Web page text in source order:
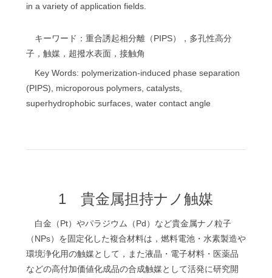
in a variety of application fields.
キーワード：重合誘起相分離（PIPS），多孔性高分
子，触媒，超撥水表面，接触角
Key Words: polymerization-induced phase separation
(PIPS), microporous polymers, catalysts,
superhydrophobic surfaces, water contact angle
1 貴金属担持ナノ触媒
白金（Pt）やパラジウム（Pd）など貴金属ナノ粒子
（NPs）を固定化した複合材料は，燃料電池・水素製造や
環境浄化用の触媒として，また液晶・電子材料・医薬品
などの高付加価値化成品の合成触媒として活発に研究開